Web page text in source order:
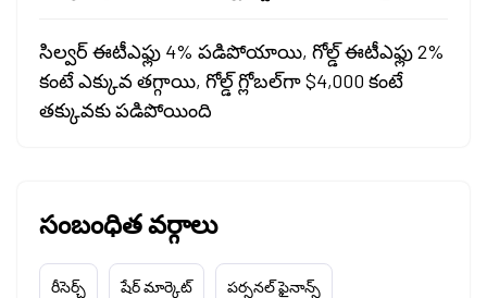
సిల్వర్ ఈటీఎఫ్లు 4% పడిపోయాయి, గోల్డ్ ఈటీఎఫ్లు 2%
కంటే ఎక్కువ తగ్గాయి, గోల్డ్ గ్లోబల్‌గా $4,000 కంటే
తక్కువకు పడిపోయింది
సంబంధిత వర్గాలు
రీసెర్చ్ షేర్ మార్కెట్ పర్సనల్ ఫైనాన్స్